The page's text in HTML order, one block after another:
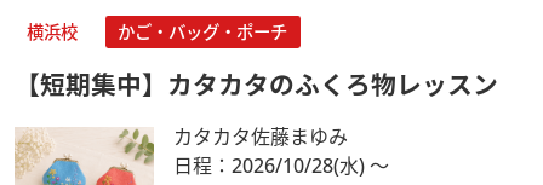
横浜校 かご・バッグ・ポーチ
【短期集中】カタカタのふくろ物レッスン
カタカタ佐藤まゆみ
日程：2026/10/28(水)～